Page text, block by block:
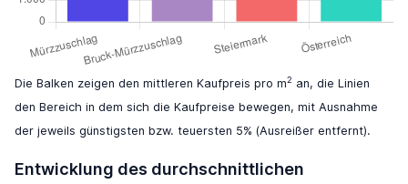
Die Balken zeigen den mittleren Kaufpreis pro m2 an, die Linien
den Bereich in dem sich die Kaufpreise bewegen, mit Ausnahme
der jeweils günstigsten bzw. teuersten 5% (Ausreißer entfernt).
Entwicklung des durchschnittlichen